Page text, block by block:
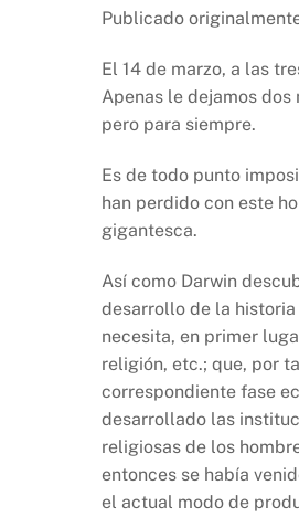
b
o
o
k
A
p
p
Publicado
El 14 de marzo, a las
Apenas le dejamos
pero para siempre.
Es de todo punto
han perdido con este
gigantesca.
Así como Darwin
desarrollo de la
necesita, en primer
religión, etc.; que, por
correspondiente fase
desarrollado las
religiosas de los
entonces se había
el actual modo de